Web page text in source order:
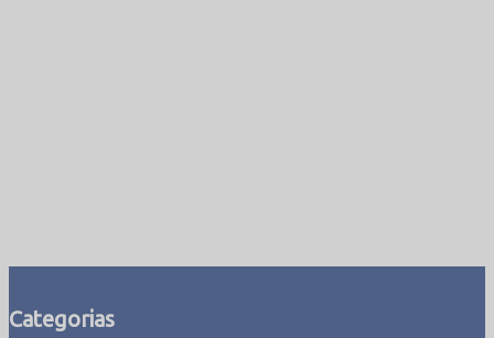
Categorias